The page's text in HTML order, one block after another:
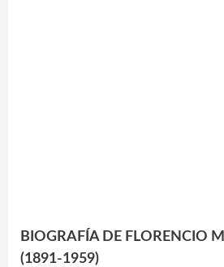
BIOGRAFÍA DE FLORENCIO
(1891-1959)